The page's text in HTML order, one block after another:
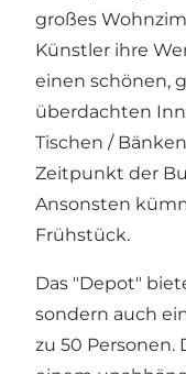
großes
Künstler ihre
einen schönen,
überdachten
Tischen /
Zeitpunkt der
Ansonsten
Frühstück.
Das "Depot"
sondern auch
zu 50 Personen.